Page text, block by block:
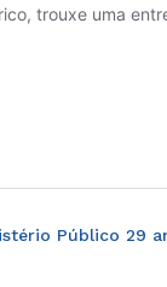
Público 29